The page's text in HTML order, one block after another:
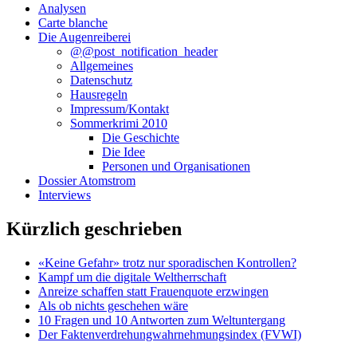
Analysen
Carte blanche
Die Augenreiberei
@@post_notification_header
Allgemeines
Datenschutz
Hausregeln
Impressum/Kontakt
Sommerkrimi 2010
Die Geschichte
Die Idee
Personen und Organisationen
Dossier Atomstrom
Interviews
Kürzlich geschrieben
«Keine Gefahr» trotz nur sporadischen Kontrollen?
Kampf um die digitale Weltherrschaft
Anreize schaffen statt Frauenquote erzwingen
Als ob nichts geschehen wäre
10 Fragen und 10 Antworten zum Weltuntergang
Der Faktenverdrehungwahrnehmungsindex (FVWI)